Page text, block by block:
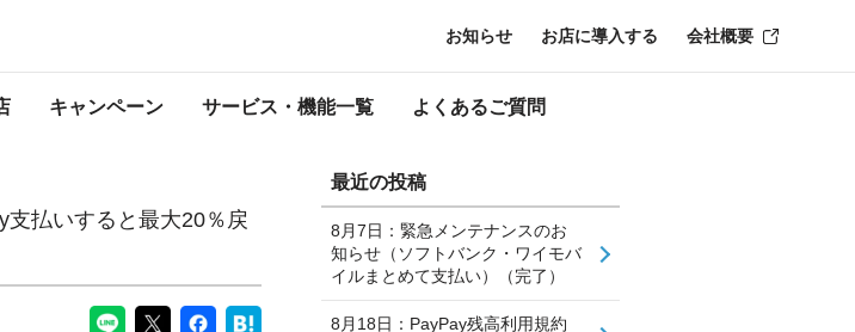
キャンペーン サービス・機能一覧 よくあるご質問
お知らせ お店に導入する 会社概要
らのお知らせ
支払いすると最大20％戻
最近の投稿
8月7日：緊急メンテナンスのお
知らせ（ソフトバンク・ワイモバ
イルまとめて支払い）（完了）
8月18日：PayPay残高利用規約